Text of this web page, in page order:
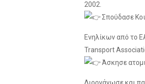
2002.
Σπούδασε
Ενηλίκων από το
Transport
Άσκησε